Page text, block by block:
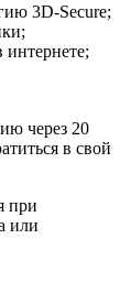
3D-Secure;
интернете;
через 20
в свой
при
или